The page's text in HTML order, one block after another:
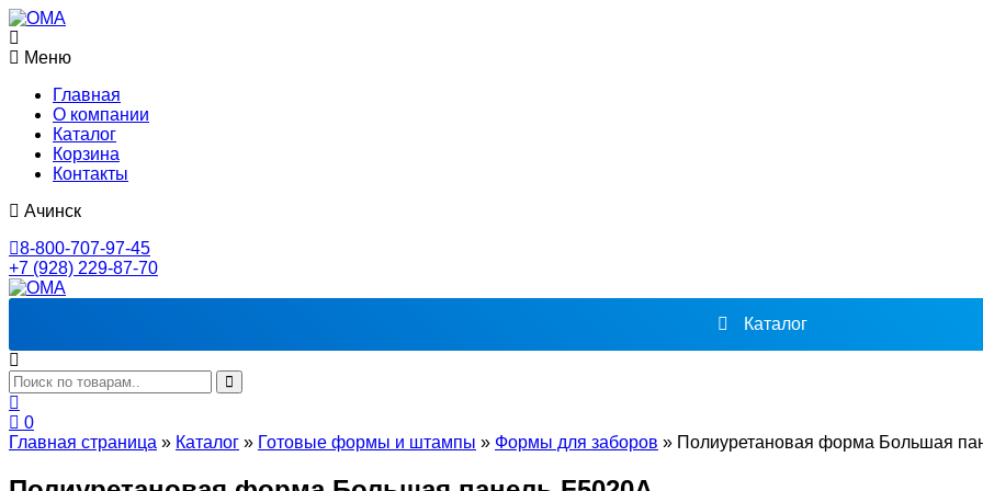
Меню
Главная
О компании
Каталог
Корзина
Контакты
Ачинск
8-800-707-97-45
+7 (928) 229-87-70
Каталог
0
Главная страница » Каталог » Готовые формы и штампы » Формы для заборов » Полиуретановая форма Большая